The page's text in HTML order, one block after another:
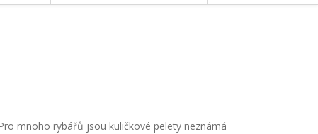
mnoho rybářů jsou kuličkové pelety neznámá